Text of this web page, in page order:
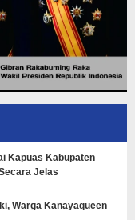
Kapuas Kabupaten
Jelas
Warga Kanayaqueen